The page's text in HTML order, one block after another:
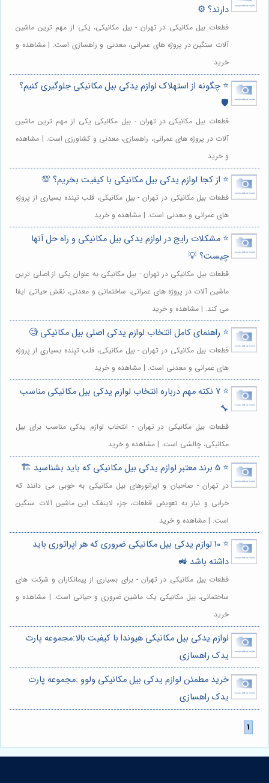
دارند؟ ⚙️
قطعات بیل مکانیکی در تهران - بیل مکانیکی، یکی از مهم ترین ماشین
آلات سنگین در پروژه های عمرانی، معدنی و راهسازی است. | مشاهده و
خرید
⭐️ چگونه از استهلاک لوازم یدکی بیل مکانیکی جلوگیری کنیم؟
🛡️
قطعات بیل مکانیکی در تهران - بیل مکانیکی یکی از مهم ترین ماشین
آلات در پروژه های عمرانی، راهسازی، معدنی و کشاورزی است. | مشاهده
و خرید
⭐️ از کجا لوازم یدکی بیل مکانیکی با کیفیت بخریم؟ 💯
قطعات بیل مکانیکی در تهران - بیل مکانیکی، قلب تپنده بسیاری از پروژه
های عمرانی و معدنی است. | مشاهده و خرید
⭐️ مشکلات رایج در لوازم یدکی بیل مکانیکی و راه حل آنها
چیست؟ 💡
قطعات بیل مکانیکی در تهران - بیل مکانیکی به عنوان یکی از اصلی ترین
ماشین آلات در پروژه های عمرانی، ساختمانی و معدنی، نقش حیاتی ایفا
می کند. | مشاهده و خرید
⭐️ راهنمای کامل انتخاب لوازم یدکی اصلی بیل مکانیکی 🧐
قطعات بیل مکانیکی در تهران - بیل مکانیکی، قلب تپنده بسیاری از پروژه
های عمرانی و معدنی است. | مشاهده و خرید
⭐️ 7 نکته مهم درباره انتخاب لوازم یدکی بیل مکانیکی مناسب
🔧
قطعات بیل مکانیکی در تهران - انتخاب لوازم یدکی مناسب برای بیل
مکانیکی، چالشی است. | مشاهده و خرید
⭐️ 5 برند معتبر لوازم یدکی بیل مکانیکی که باید بشناسید 🏗️
در تهران - صاحبان و اپراتورهای بیل مکانیکی به خوبی می دانند که
خرابی و نیاز به تعویض قطعات، جزء لاینفک این ماشین آلات سنگین
است. | مشاهده و خرید
⭐️ 10 لوازم یدکی بیل مکانیکی ضروری که هر اپراتوری باید
داشته باشد 🚜
قطعات بیل مکانیکی در تهران - برای بسیاری از پیمانکاران و شرکت های
ساختمانی، بیل مکانیکی یک ماشین ضروری و حیاتی است. | مشاهده و
خرید
لوازم یدکی بیل مکانیکی هیوندا با کیفیت بالا:مجموعه پارت
یدک راهسازی
خرید مطمئن لوازم یدکی بیل مکانیکی ولوو :مجموعه پارت
یدک راهسازی